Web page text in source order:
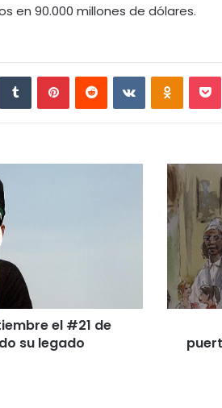
en 90.000 millones de dólares.
TumblrPinterestReddit VKontakte
el #21 de
su legado